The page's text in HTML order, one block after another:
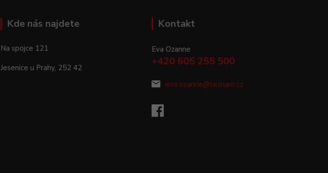
Kde nás najdete
Na spojce 121
Jesenice u Prahy, 252 42
Kontakt
Eva Ozanne
+420 605 255 500
eva.ozanne@seznam.cz